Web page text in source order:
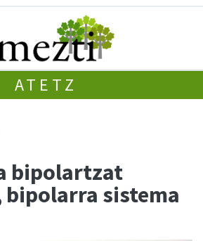
ATETZ
bipolartzat
bipolarra sistema